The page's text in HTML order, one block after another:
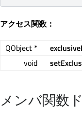
アクセス関数：
QObject *
void
メンバ関数